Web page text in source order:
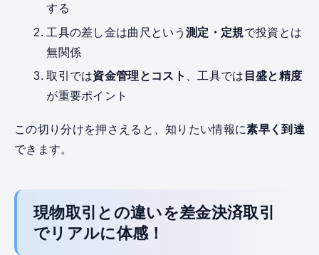
する
工具の差し金は曲尺という測定・定規で投資とは
無関係
取引では資金管理とコスト 、工具では 目盛と精度
が重要ポイント
この切り分けを押さえると、知りたい情報に素早く到達
できます。
現物取引との違いを差金決済取引
でリアルに体感！